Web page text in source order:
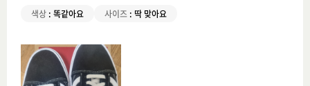
색상 : 똑같아요 사이즈 : 딱 맞아요